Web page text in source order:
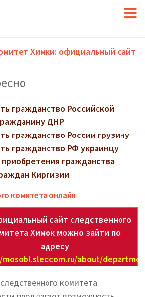
Химки: официальный сайт
гражданство Российской
ДНР
гражданство России грузину
гражданство РФ украинцу
гражданства
Киргизии
комитета онлайн
сайт следственного
Химок можно зайти по
адресу
about/
комитета